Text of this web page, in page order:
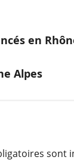
en
Alpes
sont